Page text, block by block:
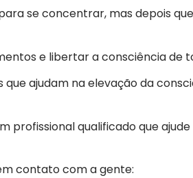
se concentrar, mas depois
e libertar a consciência de
ajudam na elevação da
profissional qualificado que
contato com a gente: